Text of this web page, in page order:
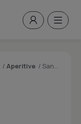
/ Aperitive / Sandwich Gustacios